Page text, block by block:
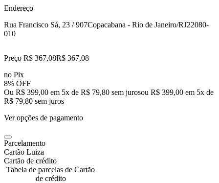
Endereço
Rua Francisco Sá, 23 / 907Copacabana - Rio de Janeiro/RJ22080-
010
Preço R$ 367,08R$ 367,08
no Pix
8% OFF
Ou R$ 399,00 em 5x de R$ 79,80 sem jurosou R$ 399,00 em 5x de
R$ 79,80 sem juros
Ver opções de pagamento
Parcelamento
Cartão Luiza
Cartão de crédito
Tabela de parcelas de Cartão
de crédito